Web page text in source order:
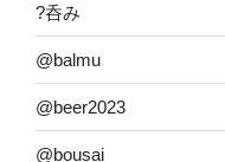
?呑み
@balmu
@beer2023
@bousai